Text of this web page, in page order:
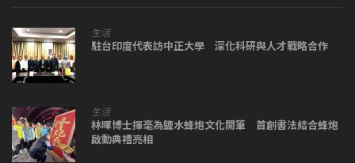
生活
駐台印度代表訪中正大學 深化科研與人才戰略合作
生活
林暉博士揮毫為鹽水蜂炮文化開筆 首創書法結合蜂炮
啟動典禮亮相